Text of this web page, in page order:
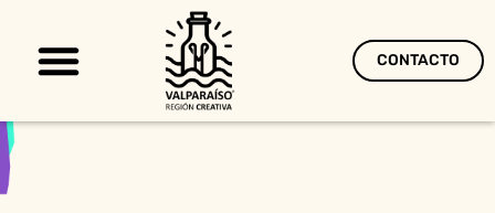
CONTACTO